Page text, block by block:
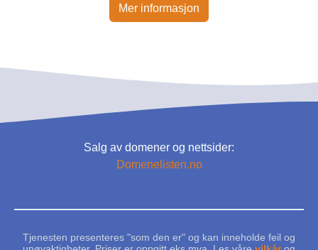
Mer informasjon
Salg av domener og nettsider:
Domenelisten.no
Tjenesten presenteres "som den er" og kan inneholde feil og